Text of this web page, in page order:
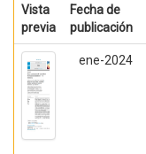
Vista
previa
Fecha de
publicación
ene-2024